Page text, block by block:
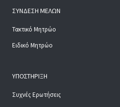
ΣΎΝΔΕΣΗ ΜΕΛΏΝ
Τακτικό Μητρώο
Ειδικό Μητρώο
ΥΠΟΣΤΉΡΙΞΗ
Συχνές Ερωτήσεις